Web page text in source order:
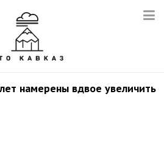
намерены вдвое увеличить